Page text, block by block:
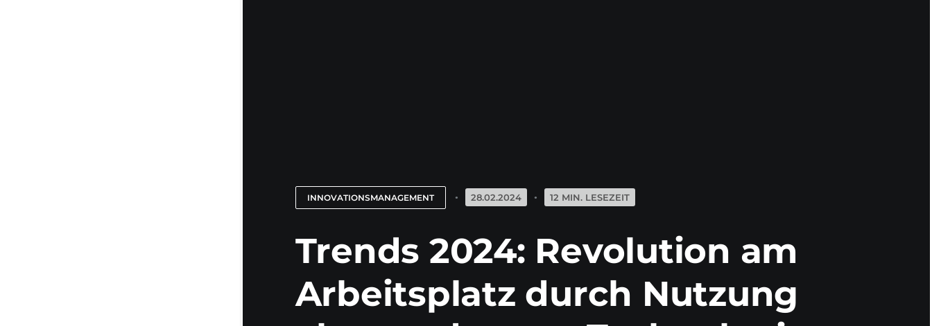
INNOVATIONSMANAGEMENT 28.02.2024 12 MIN. LESEZEIT
Trends 2024: Revolution am
Arbeitsplatz durch Nutzung